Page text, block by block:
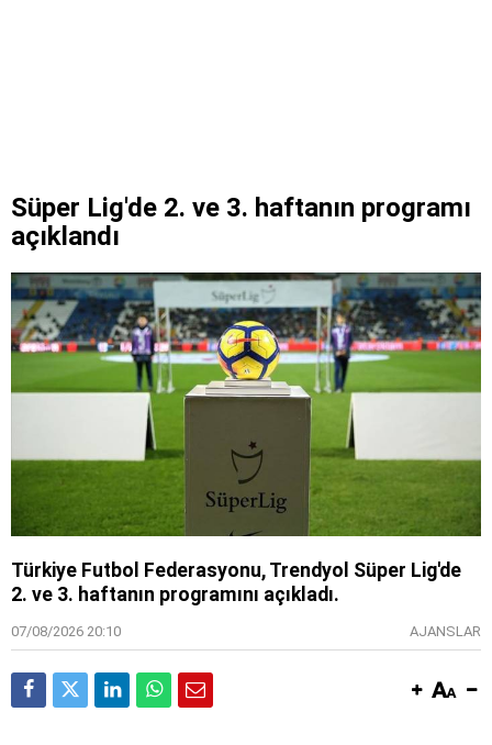
Süper Lig'de 2. ve 3. haftanın programı
açıklandı
Türkiye Futbol Federasyonu, Trendyol Süper Lig'de
2. ve 3. haftanın programını açıkladı.
07/08/2026 20:10 AJANSLAR